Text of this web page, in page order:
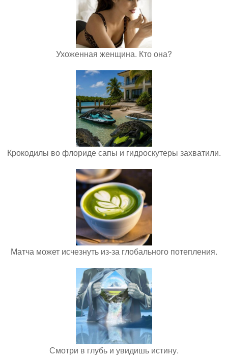
Ухоженная женщина. Кто она?
Крокодилы во флориде сапы и гидроскутеры захватили.
Матча может исчезнуть из-за глобального потепления.
Смотри в глубь и увидишь истину.